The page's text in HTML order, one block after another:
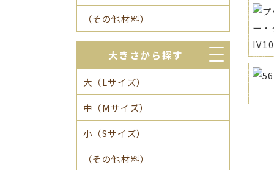
（その他材料）
大きさから探す
大（Lサイズ）
中（Mサイズ）
小（Sサイズ）
（その他材料）